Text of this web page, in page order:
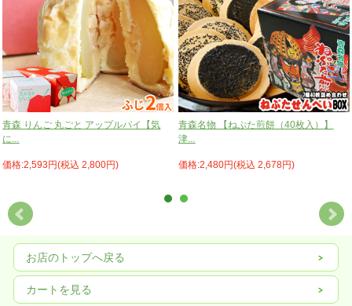
青森 りんご 丸ごと アップルパイ【気
に...
価格:2,593円(税込 2,800円)
青森名物 【ねぷた煎餅（40枚入）】
津...
価格:2,480円(税込 2,678円)
お店のトップへ戻る
カートを見る